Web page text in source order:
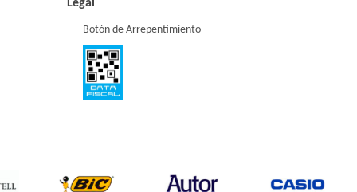
Legal
Botón de Arrepentimiento